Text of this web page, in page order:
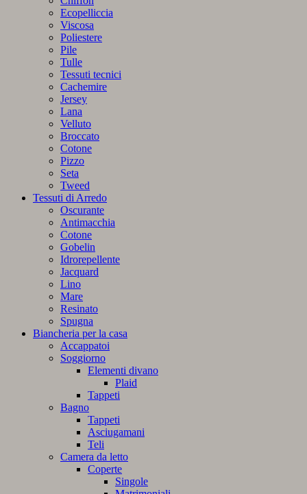
Ecopelliccia
Viscosa
Poliestere
Pile
Tulle
Tessuti tecnici
Cachemire
Jersey
Lana
Velluto
Broccato
Cotone
Pizzo
Seta
Tweed
Tessuti di Arredo
Oscurante
Antimacchia
Cotone
Gobelin
Idrorepellente
Jacquard
Lino
Mare
Resinato
Spugna
Biancheria per la casa
Accappatoi
Soggiorno
Elementi divano
Plaid
Tappeti
Bagno
Tappeti
Asciugamani
Teli
Camera da letto
Coperte
Singole